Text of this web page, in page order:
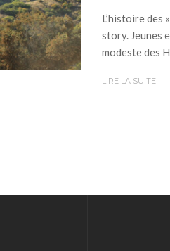
L’histoire des
story. Jeunes
modeste des
LIRE LA SUITE